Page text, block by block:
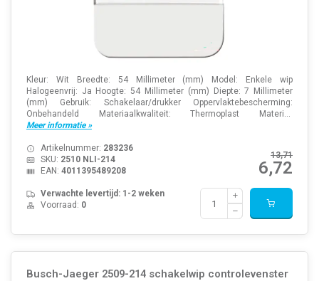
Kleur: Wit Breedte: 54 Millimeter (mm) Model: Enkele wip
Halogeenvrij: Ja Hoogte: 54 Millimeter (mm) Diepte: 7 Millimeter
(mm) Gebruik: Schakelaar/drukker Oppervlaktebescherming:
Onbehandeld Materiaalkwaliteit: Thermoplast Materi...
Meer informatie »
13,71
6,72
Artikelnummer: 283236
SKU: 2510 NLI-214
EAN: 4011395489208
Verwachte levertijd: 1-2 weken
Voorraad: 0
Busch-Jaeger 2509-214 schakelwip controlevenster